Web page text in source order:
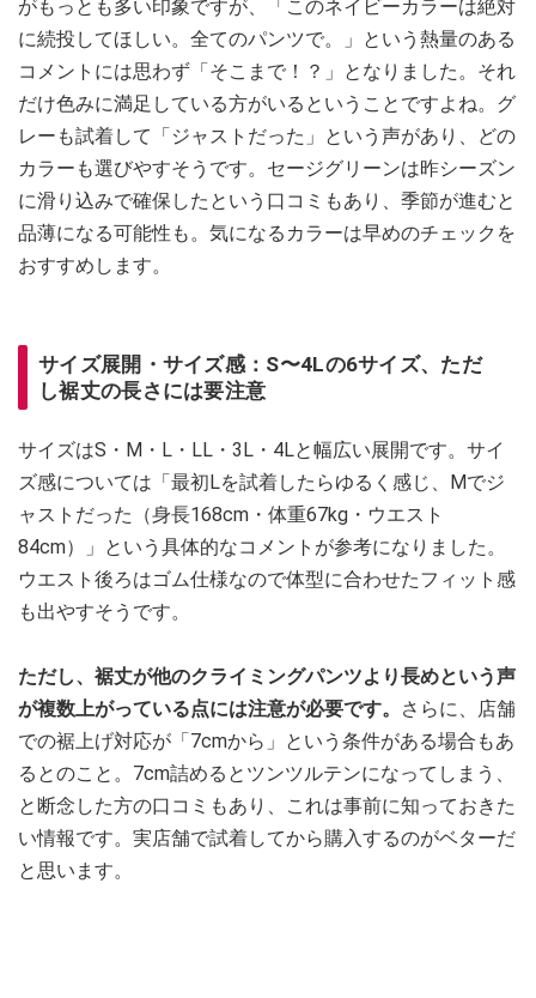
がもっとも多い印象ですが、「このネイビーカラーは絶対
に続投してほしい。全てのパンツで。」という熱量のある
コメントには思わず「そこまで！？」となりました。それ
だけ色みに満足している方がいるということですよね。グ
レーも試着して「ジャストだった」という声があり、どの
カラーも選びやすそうです。セージグリーンは昨シーズン
に滑り込みで確保したという口コミもあり、季節が進むと
品薄になる可能性も。気になるカラーは早めのチェックを
おすすめします。
サイズ展開・サイズ感：S〜4Lの6サイズ、ただ
し裾丈の長さには要注意
サイズはS・M・L・LL・3L・4Lと幅広い展開です。サイ
ズ感については「最初Lを試着したらゆるく感じ、Mでジ
ャストだった（身長168cm・体重67kg・ウエスト
84cm）」という具体的なコメントが参考になりました。
ウエスト後ろはゴム仕様なので体型に合わせたフィット感
も出やすそうです。
ただし、裾丈が他のクライミングパンツより長めという声
が複数上がっている点には注意が必要です。
さらに、店舗
での裾上げ対応が「7cmから」という条件がある場合もあ
るとのこと。7cm詰めるとツンツルテンになってしまう、
と断念した方の口コミもあり、これは事前に知っておきた
い情報です。実店舗で試着してから購入するのがベターだ
と思います。